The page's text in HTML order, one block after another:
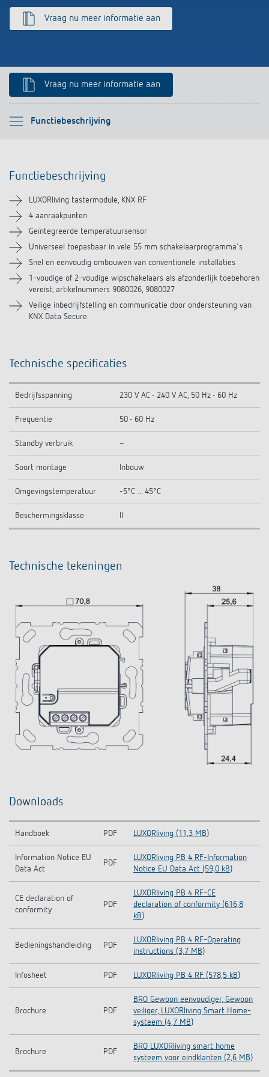
Impulsrelais: licht eenvoudig, efficiënt en
Vraag nu meer informatie aan
Vraag nu meer informatie aan
Functiebeschrijving
Selecteer alstublieft
Technische informatie
Downloads
Accessoires
Functiebeschrijving
LUXORliving tastermodule, KNX RF
4 aanraakpunten
Geïntegreerde temperatuursensor
Universeel toepasbaar in vele 55 mm schakelaarprogramma's
Snel en eenvoudig ombouwen van conventionele installaties
1-voudige of 2-voudige wipschakelaars als afzonderlijk toebehoren
vereist, artikelnummers 9080026, 9080027
Veilige inbedrijfstelling en communicatie door ondersteuning van
KNX Data Secure
Technische specificaties
Bedrijfsspanning 230 V AC - 240 V AC, 50 Hz - 60 Hz
Frequentie 50 - 60 Hz
Standby verbruik ~
Soort montage Inbouw
Omgevingstemperatuur -5°C ... 45°C
Beschermingsklasse
Technische tekeningen
Downloads
Handboek PDF LUXORliving (11,3 MB)
Information Notice EU
Data Act
PDF
LUXORliving PB 4 RF-Information
Notice EU Data Act (59,0 kB)
CE declaration of
conformity
PDF
LUXORliving PB 4 RF-CE
declaration of conformity (616,8
kB)
Bedieningshandleiding PDF
LUXORliving PB 4 RF-Operating
instructions (3,7 MB)
Infosheet PDF LUXORliving PB 4 RF (578,5 kB)
Brochure PDF
BRO Gewoon eenvoudiger, Gewoon
veiliger, LUXORliving Smart Home-
systeem (4,7 MB)
Brochure PDF
BRO LUXORliving smart home
systeem voor eindklanten (2,6 MB)